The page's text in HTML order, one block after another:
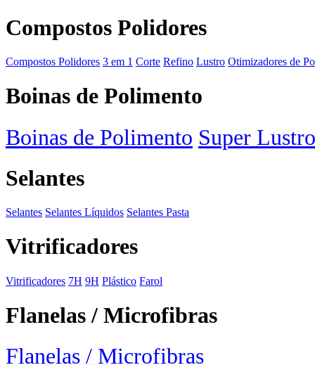
Compostos Polidores
Compostos Polidores 3 em 1 Corte Refino Lustro Otimizadores de
Boinas de Polimento
Boinas de Polimento Super Lustro
Selantes
Selantes Selantes Líquidos Selantes Pasta
Vitrificadores
Vitrificadores 7H 9H Plástico Farol
Flanelas / Microfibras
Flanelas / Microfibras